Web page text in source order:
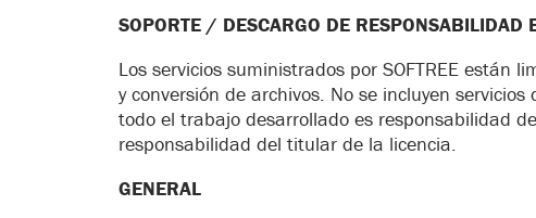
SOPORTE / DESCARGO DE RESPONSABILIDAD
Los servicios suministrados por SOFTREE están
y conversión de archivos. No se incluyen
todo el trabajo desarrollado es responsabilidad
responsabilidad del titular de la licencia.
GENERAL